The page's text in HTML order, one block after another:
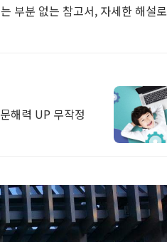
부분 없는 참고서, 자세한 해설로
해력 UP 무작정